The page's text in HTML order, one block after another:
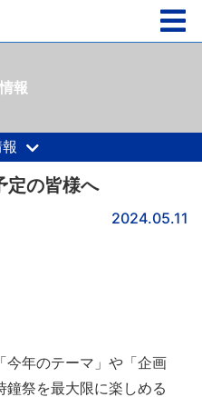
報
定の皆様へ
2024.05.11
今年のテーマ」や「企画
祭を最大限に楽しめる